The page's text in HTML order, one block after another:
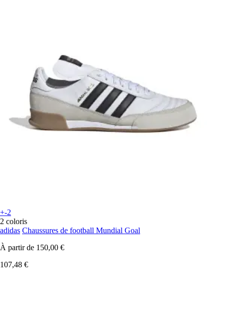
+-2
2 coloris
adidas Chaussures de football Mundial Goal
À partir de 150,00 €
107,48 €